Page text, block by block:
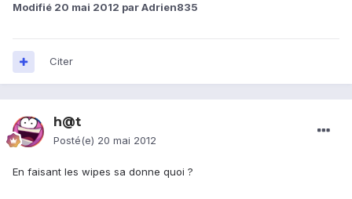
Modifié 20 mai 2012 par Adrien835
Citer
h@t
Posté(e) 20 mai 2012
En faisant les wipes sa donne quoi ?